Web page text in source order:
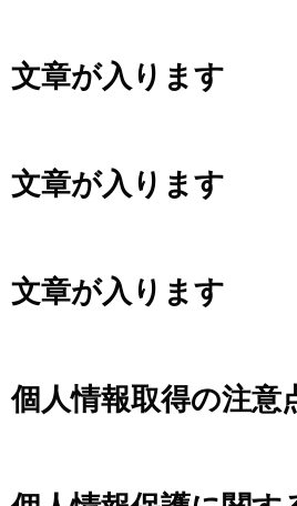
文章が入ります
文章が入ります
文章が入ります
個人情報取得の注意